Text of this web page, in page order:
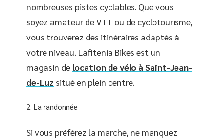
nombreuses pistes cyclables. Que vous
soyez amateur de VTT ou de cyclotourisme,
vous trouverez des itinéraires adaptés à
votre niveau. Lafitenia Bikes est un
magasin de location de vélo à Saint-Jean-
de-Luz situé en plein centre.
La randonnée
Si vous préférez la marche, ne manquez